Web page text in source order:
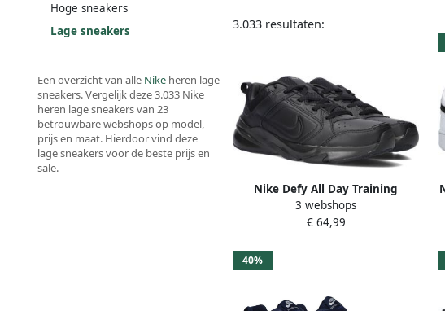
Hoge sneakers
Lage sneakers
Een overzicht van alle Nike heren lage
sneakers. Vergelijk deze 3.033 Nike
heren lage sneakers van 23
betrouwbare webshops op model,
prijs en maat. Hierdoor vind deze
lage sneakers voor de beste prijs en
sale.
3.033 resultaten:
Nike Defy All Day Training
Sneakers Heren Zwart Poly
3 webshops
€ 64,99
40%